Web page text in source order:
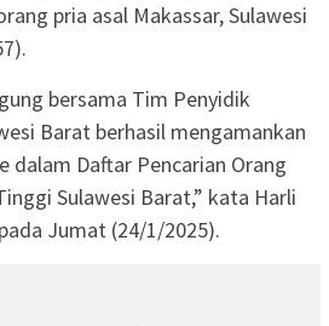
pria asal Makassar, Sulawesi
bersama Tim Penyidik
Barat berhasil mengamankan
dalam Daftar Pencarian Orang
Sulawesi Barat,” kata Harli
Jumat (24/1/2025).